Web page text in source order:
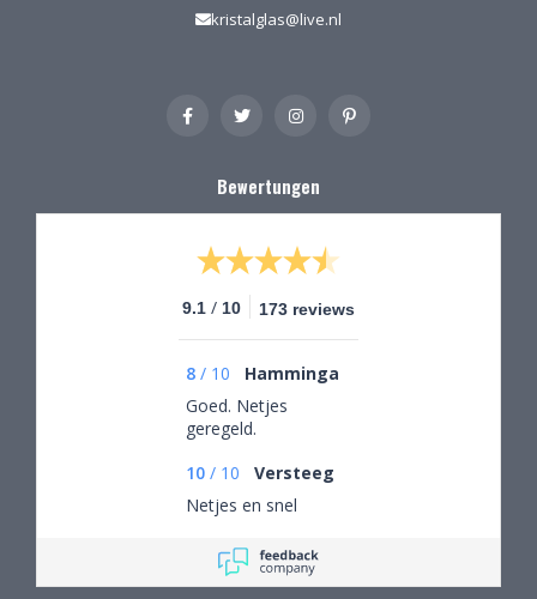
kristalglas@live.nl
Bewertungen
9.1 / 10 173 reviews
8 / 10
Hamminga
Goed. Netjes
geregeld.
10 / 10
Versteeg
Netjes en snel